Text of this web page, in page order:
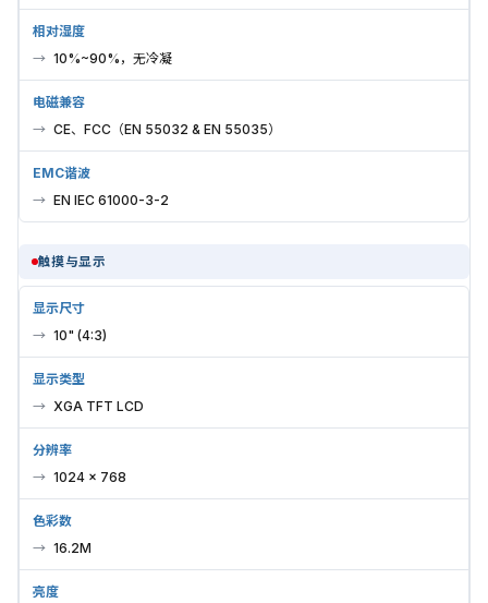
相对湿度
10%~90%，无冷凝
电磁兼容
CE、FCC（EN 55032 & EN 55035）
EMC谐波
EN IEC 61000-3-2
触摸与显示
显示尺寸
10" (4:3)
显示类型
XGA TFT LCD
分辨率
1024 × 768
色彩数
16.2M
亮度